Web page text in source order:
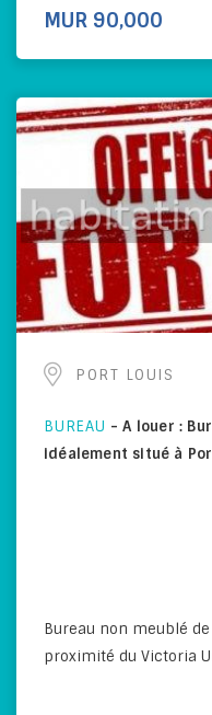
MUR 90,000
PORT LOUIS
BUREAU -A louer :
idéalement situé à
Bureau non meublé
proximité du Victoria